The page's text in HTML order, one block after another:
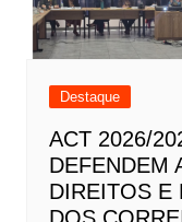
Destaque
ACT 2026/
DEFENDEM
DIREITOS E